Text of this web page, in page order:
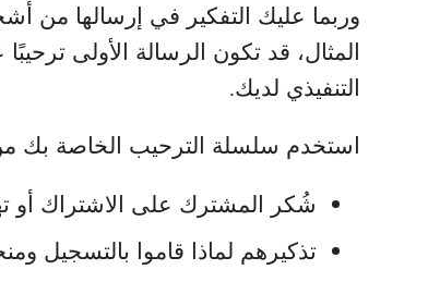
وربما عليك التفكير في إرسالها
المثال، قد تكون الرسالة الأولى
التنفيذي لديك.
استخدم سلسلة الترحيب الخاصة بك
شُكر المشترك على الاشتراك أو
تذكيرهم لماذا قاموا بالتسجيل